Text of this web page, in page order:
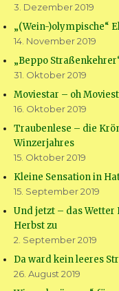
3. Dezember 2019
„(Wein-)olympische“
14. November 2019
„Beppo
31. Oktober 2019
Moviestar – oh
16. Oktober 2019
Traubenlese – die
Winzerjahres
15. Oktober 2019
Kleine Sensation in
15. September 2019
Und jetzt – das Wetter
Herbst zu
2. September 2019
Da ward kein leeres
26. August 2019